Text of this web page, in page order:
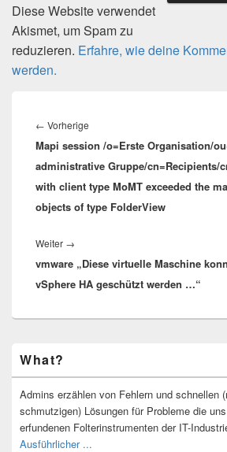
Diese Website verwendet
Akismet, um Spam zu
reduzieren. Erfahre, wie deine
werden.
← Vorherige
Beitrag:
Mapi session /o=Erste Organisation/
administrative Gruppe/cn=Recipients/
with client type MoMT exceeded the
objects of type FolderView
Weiter →
Beitrag:
vmware „Diese virtuelle Maschine
vSphere HA geschützt werden …“
Seitenleisten-
Widgetbereich
What?
Admins erzählen von Fehlern und schnellen
schmutzigen) Lösungen für Probleme die
erfundenen Folterinstrumenten der IT-
Ausführlicher ...